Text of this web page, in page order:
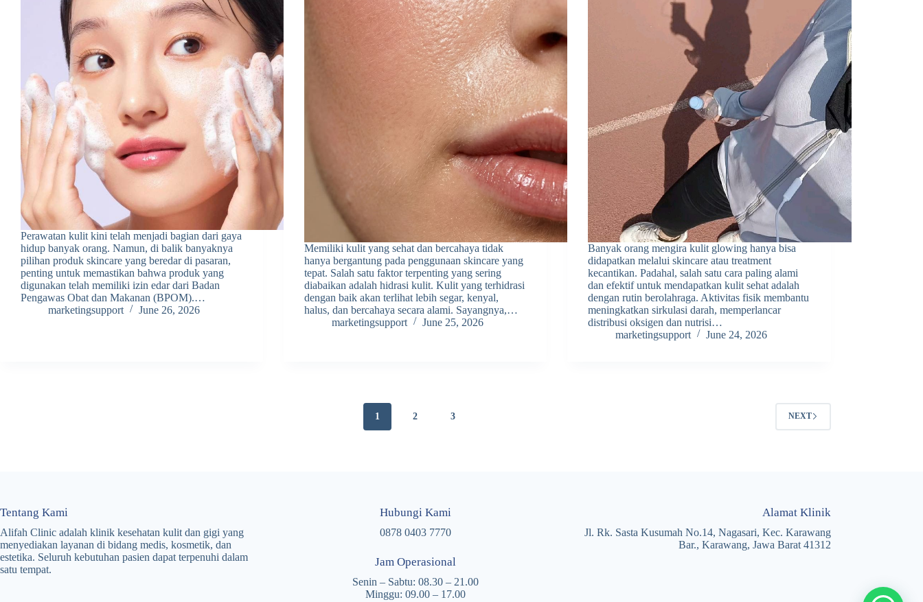
Perawatan kulit kini telah menjadi bagian dari gaya
hidup banyak orang. Namun, di balik banyaknya
pilihan produk skincare yang beredar di pasaran,
penting untuk memastikan bahwa produk yang
digunakan telah memiliki izin edar dari Badan
Pengawas Obat dan Makanan (BPOM).…
marketingsupport
June 26, 2026
Memiliki kulit yang sehat dan bercahaya tidak
hanya bergantung pada penggunaan skincare yang
tepat. Salah satu faktor terpenting yang sering
diabaikan adalah hidrasi kulit. Kulit yang terhidrasi
dengan baik akan terlihat lebih segar, kenyal,
halus, dan bercahaya secara alami. Sayangnya,…
marketingsupport
June 25, 2026
Banyak orang mengira kulit glowing hanya bisa
didapatkan melalui skincare atau treatment
kecantikan. Padahal, salah satu cara paling alami
dan efektif untuk mendapatkan kulit sehat adalah
dengan rutin berolahraga. Aktivitas fisik membantu
meningkatkan sirkulasi darah, memperlancar
distribusi oksigen dan nutrisi…
marketingsupport
June 24, 2026
1 2 3 NEXT
Tentang Kami
Alifah Clinic adalah klinik kesehatan kulit dan gigi yang
menyediakan layanan di bidang medis, kosmetik, dan
estetika. Seluruh kebutuhan pasien dapat terpenuhi dalam
satu tempat.
Hubungi Kami
0878 0403 7770
Jam Operasional
Senin – Sabtu: 08.30 – 21.00
Minggu: 09.00 – 17.00
Alamat Klinik
Jl. Rk. Sasta Kusumah No.14, Nagasari, Kec. Karawang
Bar., Karawang, Jawa Barat 41312